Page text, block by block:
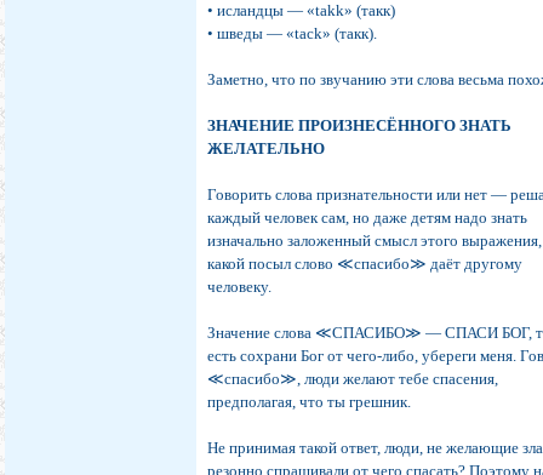
• исландцы — «takk» (такк)
• шведы — «tack» (такк).
Заметно, что по звучанию эти слова весьма
ЗНАЧЕНИЕ ПРОИЗНЕСЁННОГО ЗНАТЬ
ЖЕЛАТЕЛЬНО
Говорить слова признательности или нет —
каждый человек сам, но даже детям надо знать
изначально заложенный смысл этого выражения,
какой посыл слово ≪спасибо≫ даёт другому
человеку.
Значение слова ≪СПАСИБО≫ — СПАСИ БОГ,
есть сохрани Бог от чего-либо, убереги меня.
≪спасибо≫, люди желают тебе спасения,
предполагая, что ты грешник.
Не принимая такой ответ, люди, не желающие
резонно спрашивали от чего спасать? Поэтому